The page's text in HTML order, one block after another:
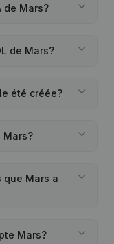
de Mars?
de Mars?
été créée?
Mars?
que Mars a
Mars?